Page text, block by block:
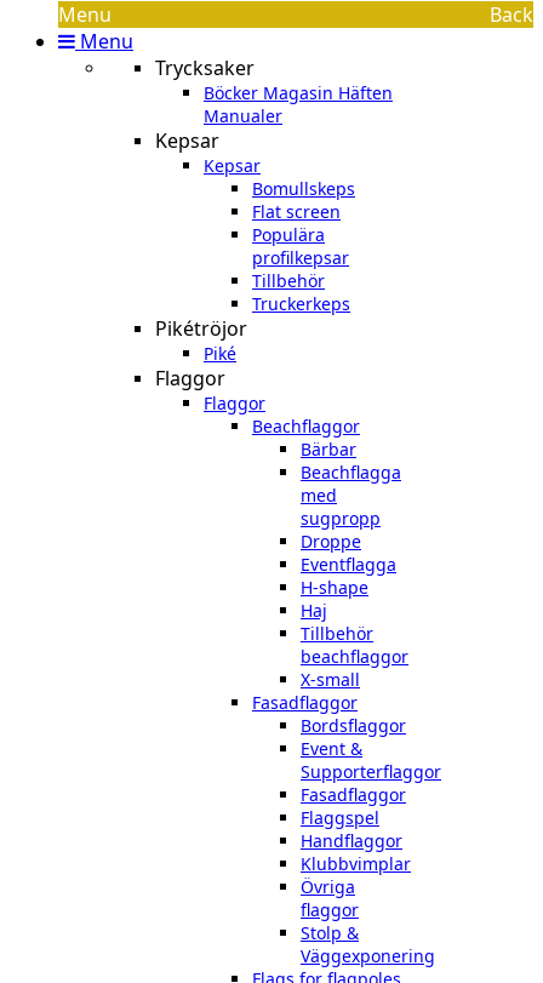
Menu
Back
Menu
Trycksaker
Böcker Magasin Häften
Manualer
Kepsar
Kepsar
Bomullskeps
Flat screen
Populära
profilkepsar
Tillbehör
Truckerkeps
Pikétröjor
Piké
Flaggor
Flaggor
Beachflaggor
Bärbar
Beachflagga
med
sugpropp
Droppe
Eventflagga
H-shape
Haj
Tillbehör
beachflaggor
X-small
Fasadflaggor
Bordsflaggor
Event &
Supporterflaggor
Fasadflaggor
Flaggspel
Handflaggor
Klubbvimplar
Övriga
flaggor
Stolp &
Väggexponering